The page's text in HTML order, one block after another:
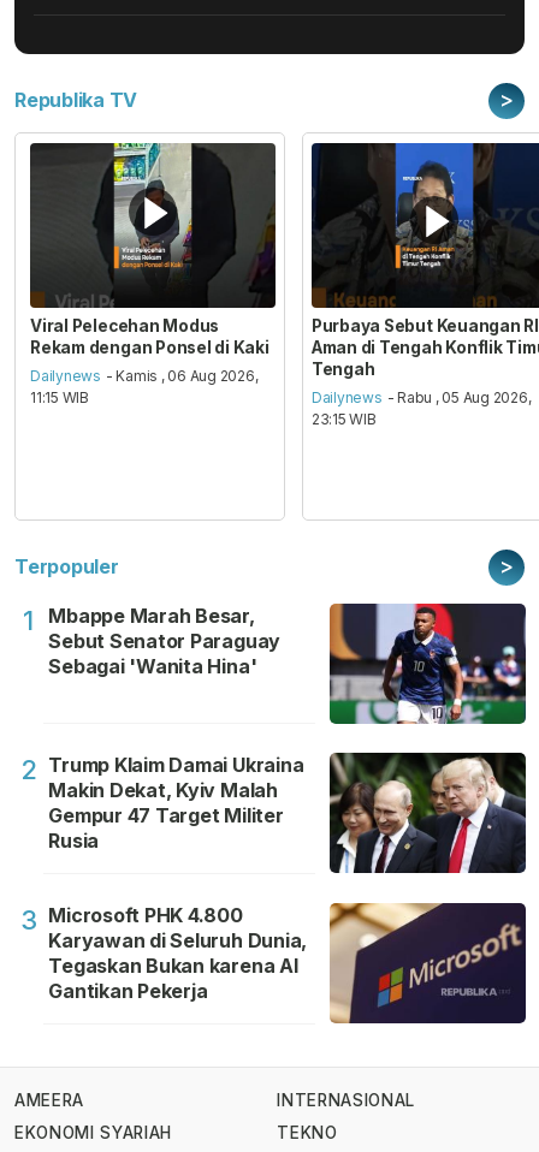
Republika TV >
Viral Pelecehan Modus
Rekam dengan Ponsel di Kaki
Dailynews - Kamis , 06 Aug 2026,
11:15 WIB
Purbaya Sebut Keuangan RI
Aman di Tengah Konflik
Tengah
Dailynews - Rabu , 05 Aug 2026,
23:15 WIB
Terpopuler >
1
Mbappe Marah Besar,
Sebut Senator Paraguay
Sebagai 'Wanita Hina'
2 Trump Klaim Damai Ukraina
Makin Dekat, Kyiv Malah
Gempur 47 Target Militer
Rusia
3 Microsoft PHK 4.800
Karyawan di Seluruh Dunia,
Tegaskan Bukan karena AI
Gantikan Pekerja
AMEERA
EKONOMI SYARIAH
INTERNASIONAL
TEKNO